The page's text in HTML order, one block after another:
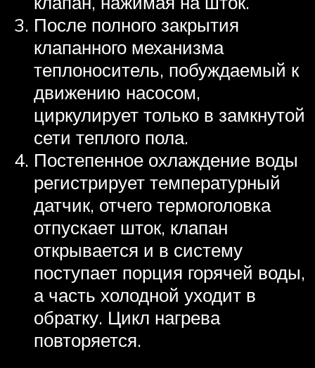
После полного закрытия
клапанного механизма
теплоноситель, побуждаемый к
движению насосом,
циркулирует только в замкнутой
сети теплого пола.
Постепенное охлаждение воды
регистрирует температурный
датчик, отчего термоголовка
отпускает шток, клапан
открывается и в систему
поступает порция горячей воды,
а часть холодной уходит в
обратку. Цикл нагрева
повторяется.